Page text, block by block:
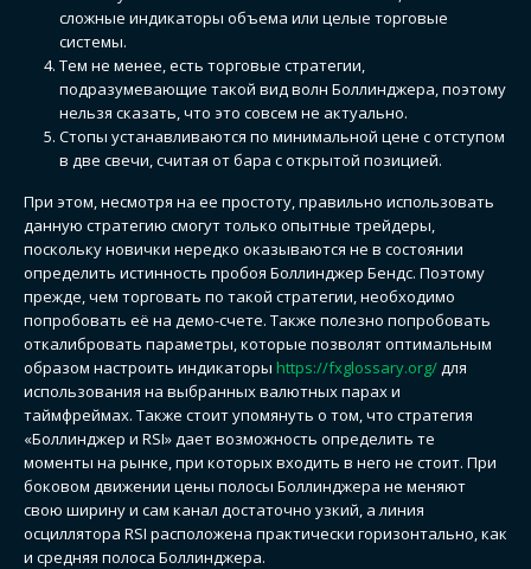
сложные индикаторы объема или целые торговые
системы.
Тем не менее, есть торговые стратегии,
подразумевающие такой вид волн Боллинджера, поэтому
нельзя сказать, что это совсем не актуально.
Стопы устанавливаются по минимальной цене с отступом
в две свечи, считая от бара с открытой позицией.
При этом, несмотря на ее простоту, правильно использовать
данную стратегию смогут только опытные трейдеры,
поскольку новички нередко оказываются не в состоянии
определить истинность пробоя Боллинджер Бендс. Поэтому
прежде, чем торговать по такой стратегии, необходимо
попробовать её на демо-счете. Также полезно попробовать
откалибровать параметры, которые позволят оптимальным
образом настроить индикаторы https://fxglossary.org/для
использования на выбранных валютных парах и
таймфреймах. Также стоит упомянуть о том, что стратегия
«Боллинджер и RSI» дает возможность определить те
моменты на рынке, при которых входить в него не стоит. При
боковом движении цены полосы Боллинджера не меняют
свою ширину и сам канал достаточно узкий, а линия
осциллятора RSI расположена практически горизонтально, как
и средняя полоса Боллинджера.